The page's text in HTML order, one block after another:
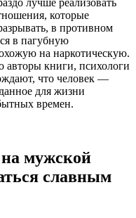
лучше реализовать
которые
в противном
в пагубную
на наркотическую.
авторы книги, психологи
что человек —
для жизни
времен.
на мужской
славным